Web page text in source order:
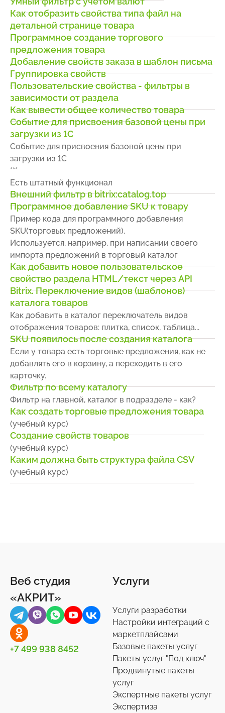
Как отобразить свойства типа файл на
детальной странице товара
Программное создание торгового
предложения товара
Добавление свойств заказа в шаблон письма
Группировка свойств
Пользовательские свойства - фильтры в
зависимости от раздела
Как вывести общее количество товара
Событие для присвоения базовой цены при
загрузки из 1С
Событие для присвоения базовой цены при
загрузки из 1С
***
Есть штатный функционал
Внешний фильтр в bitrix:catalog.top
Программное добавление SKU к товару
Пример кода для программного добавления
SKU(торговых предложений).
Используется, например, при написании своего
импорта предложений в торговый каталог
Как добавить новое пользовательское
свойство раздела HTML/текст через API
Bitrix. Переключение видов (шаблонов)
каталога товаров
Как добавить в каталог переключатель видов
отображения товаров: плитка, список, таблица...
SKU появилось после создания каталога
Если у товара есть торговые предложения, как не
добавлять его в корзину, а переходить в его
карточку.
Фильтр по всему каталогу
Фильтр на главной, каталог в подразделе - как?
Как создать торговые предложения товара
(учебный курс)
Создание свойств товаров
(учебный курс)
Каким должна быть структура файла CSV
(учебный курс)
Веб студия
«АКРИТ»
+7 499 938 8452
Услуги
Услуги разработки
Настройки интеграций с
маркетплайсами
Базовые пакеты услуг
Пакеты услуг "Под ключ"
Продвинутые пакеты
услуг
Экспертные пакеты услуг
Экспертиза